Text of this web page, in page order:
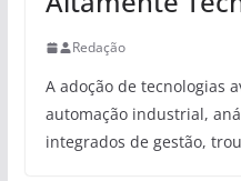
Redação
A adoção de tecnologias
automação industrial,
integrados de gestão,